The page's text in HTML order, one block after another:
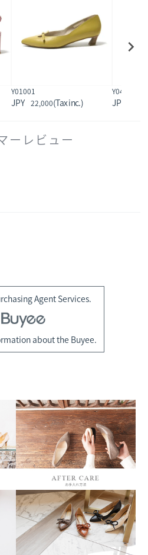
Y01001
22,000
Y0403
ーレビュー
Agent Services.
about the Buyee.